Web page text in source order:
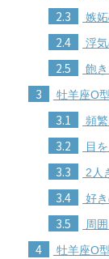
2.3 嫉
2.4 浮
2.5 飽
3 牡羊座O
3.1 頻
3.2 目
3.3 2人
3.4 好
3.5 周
4 牡羊座O